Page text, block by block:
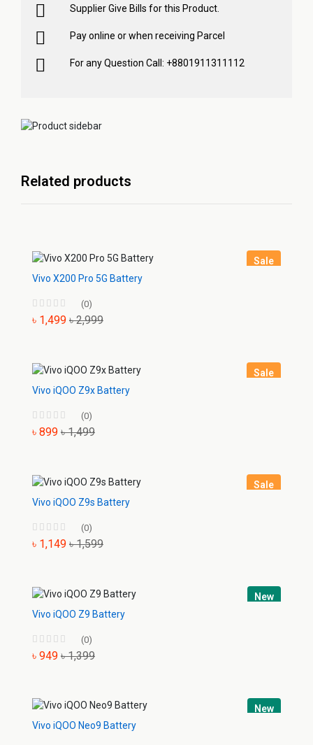
Supplier Give Bills for this Product.
Pay online or when receiving Parcel
For any Question Call: +8801911311112
Related products
Sale
Vivo X200 Pro 5G Battery
(0)
৳ 1,499 ৳ 2,999
Sale
Vivo iQOO Z9x Battery
(0)
৳ 899 ৳ 1,499
Sale
Vivo iQOO Z9s Battery
(0)
৳ 1,149 ৳ 1,599
New
Vivo iQOO Z9 Battery
(0)
৳ 949 ৳ 1,399
New
Vivo iQOO Neo9 Battery